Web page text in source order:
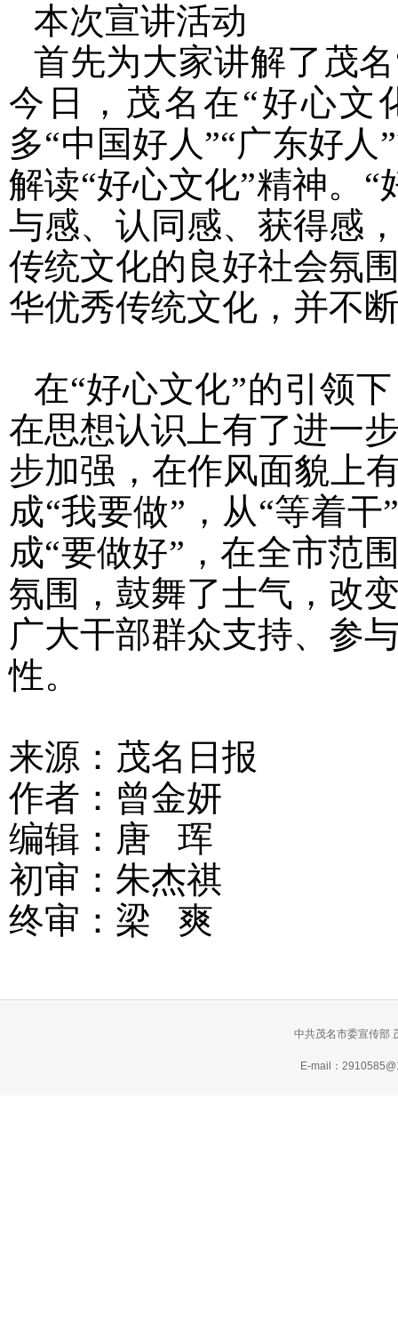
本次宣讲活动
首先为大家讲解了茂
今日，茂名在“好心文
多“中国好人”“广东好
解读“好心文化”精神。
与感、认同感、获得感
传统文化的良好社会氛
华优秀传统文化，并不
在“好心文化”的引领
在思想认识上有了进一
步加强，在作风面貌上
成“我要做”，从“等着
成“要做好”，在全市范
氛围，鼓舞了士气，改
广大干部群众支持、参
性。
来源：茂名日报
作者：曾金妍
编辑：唐 珲
初审：朱杰祺
终审：梁 爽
中共茂名市委宣传部
E-mail：